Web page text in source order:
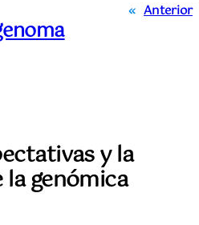
« Anterior
y la
genómica